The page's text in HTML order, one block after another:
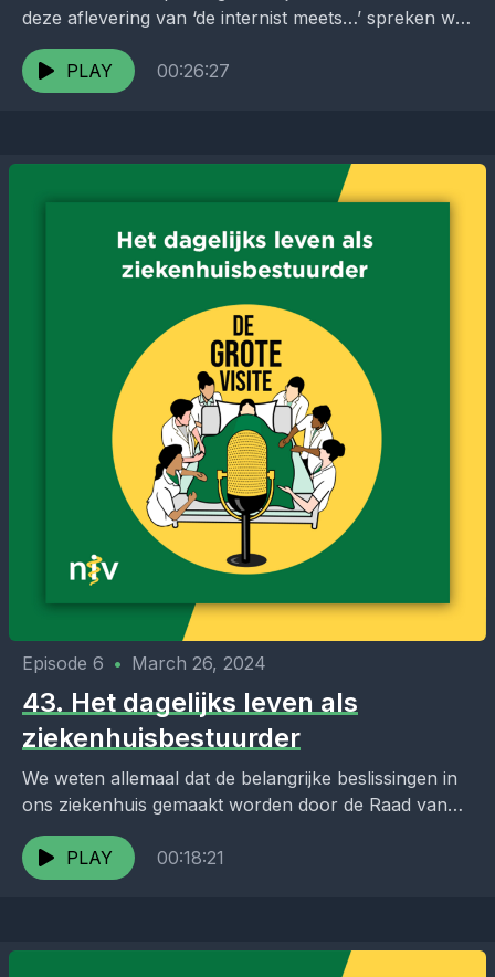
deze aflevering van ‘de internist meets…’ spreken we
met collega’s van de Klinische Chemie. Wat...
PLAY
00:26:27
Episode 6 • March 26, 2024
43. Het dagelijks leven als
ziekenhuisbestuurder
We weten allemaal dat de belangrijke beslissingen in
ons ziekenhuis gemaakt worden door de Raad van
Bestuur. Maar wie zit er eigenlijk in zo’n...
PLAY
00:18:21